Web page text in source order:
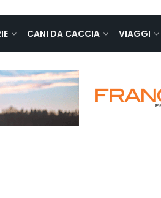
CANI DA CACCIA VIAGGI